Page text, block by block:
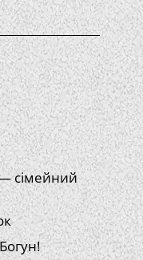
— сімейний